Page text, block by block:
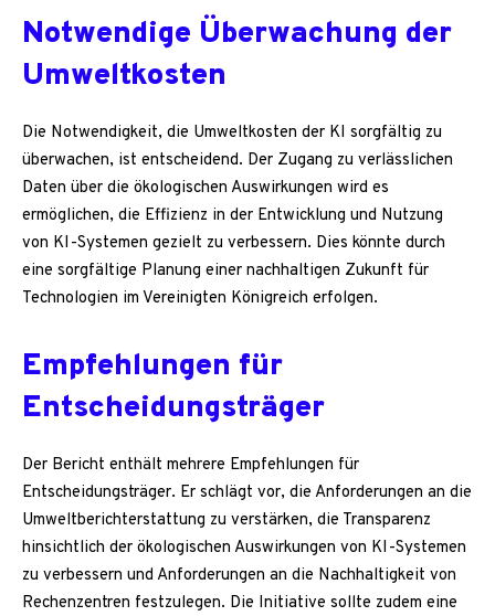
Notwendige Überwachung der
Umweltkosten
Die Notwendigkeit, die Umweltkosten der KI sorgfältig zu
überwachen, ist entscheidend. Der Zugang zu verlässlichen
Daten über die ökologischen Auswirkungen wird es
ermöglichen, die Effizienz in der Entwicklung und Nutzung
von KI-Systemen gezielt zu verbessern. Dies könnte durch
eine sorgfältige Planung einer nachhaltigen Zukunft für
Technologien im Vereinigten Königreich erfolgen.
Empfehlungen für
Entscheidungsträger
Der Bericht enthält mehrere Empfehlungen für
Entscheidungsträger. Er schlägt vor, die Anforderungen an die
Umweltberichterstattung zu verstärken, die Transparenz
hinsichtlich der ökologischen Auswirkungen von KI-Systemen
zu verbessern und Anforderungen an die Nachhaltigkeit von
Rechenzentren festzulegen. Die Initiative sollte zudem eine